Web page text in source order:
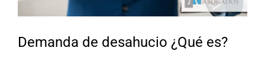
Demanda de desahucio ¿Qué es?